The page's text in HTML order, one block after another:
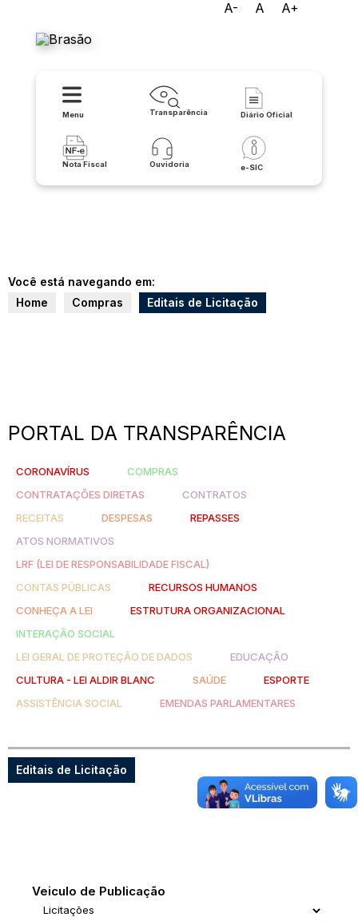
A- A A+
Menu Transparência Diário Oficial
Nota Fiscal Ouvidoria e-SIC
Você está navegando em:
Home
Compras Editais de Licitação
PORTAL DA TRANSPARÊNCIA
CORONAVÍRUS
COMPRAS
CONTRATAÇÕES DIRETAS
CONTRATOS
RECEITAS
DESPESAS
REPASSES
ATOS NORMATIVOS
LRF (LEI DE RESPONSABILIDADE FISCAL)
CONTAS PÚBLICAS
RECURSOS HUMANOS
CONHEÇA A LEI
ESTRUTURA ORGANIZACIONAL
INTERAÇÃO SOCIAL
LEI GERAL DE PROTEÇÃO DE DADOS
EDUCAÇÃO
CULTURA - LEI ALDIR BLANC
SAÚDE
ESPORTE
ASSISTÊNCIA SOCIAL
EMENDAS PARLAMENTARES
Editais de Licitação
Veiculo de Publicação